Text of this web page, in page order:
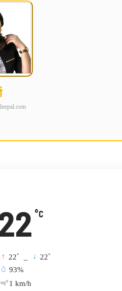
°C
22° 22°
93%
1 km/h